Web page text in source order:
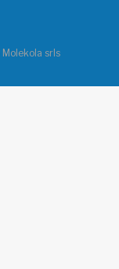
Molekola srls